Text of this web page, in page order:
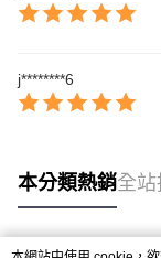
j********6
本分類熱銷全站